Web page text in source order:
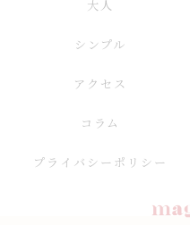
大人
シンプル
アクセス
コラム
プライバシーポリシー